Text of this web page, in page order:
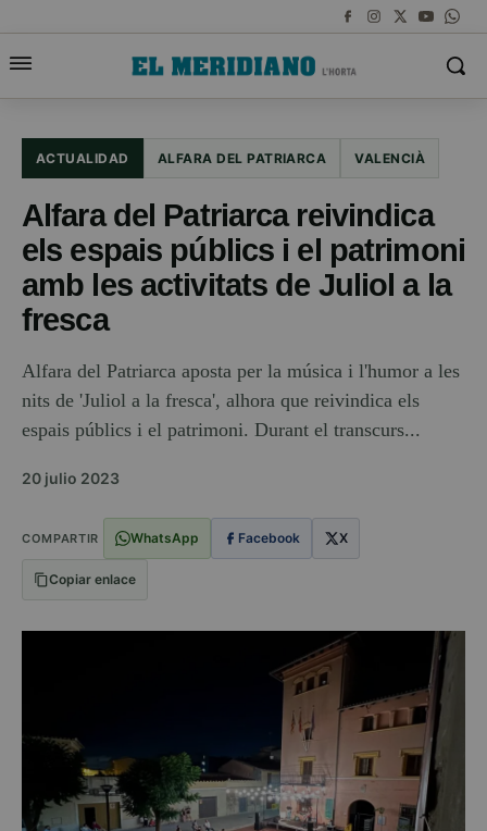
ACTUALIDAD ALFARA DEL PATRIARCA VALENCIÀ
Alfara del Patriarca reivindica
els espais públics i el patrimoni
amb les activitats de Juliol a la
fresca
Alfara del Patriarca aposta per la música i l'humor a les
nits de 'Juliol a la fresca', alhora que reivindica els
espais públics i el patrimoni. Durant el transcurs...
20 julio 2023
COMPARTIR WhatsApp Facebook X
Copiar enlace